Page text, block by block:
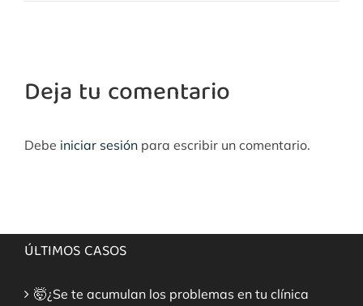
Deja tu comentario
Debe iniciar sesión para escribir un comentario.
ÚLTIMOS CASOS
🤯¿Se te acumulan los problemas en tu clínica